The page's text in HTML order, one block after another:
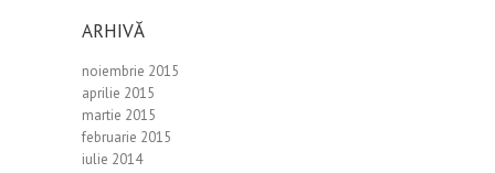
ARHIVĂ
noiembrie 2015
aprilie 2015
martie 2015
februarie 2015
iulie 2014